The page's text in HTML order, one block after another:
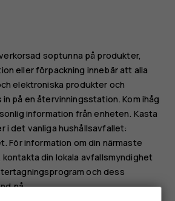
soptunna på produkter,
eller förpackning innebär att alla
elektroniska produkter och
på en återvinningsstation. Kom ihåg
information från enheten. Kasta
i det vanliga hushållsavfallet:
För information om din närmaste
din lokala avfallsmyndighet
och dess
på